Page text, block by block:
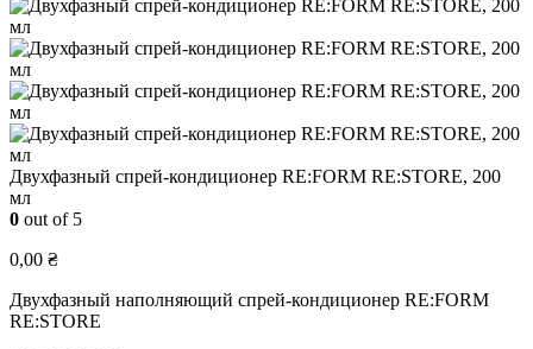
Двухфазный cпрей-кондиционер RE:FORM RE:STORE, 200
мл
0 out of 5
0,00 ₴
Двухфазный наполняющий cпрей-кондиционер RE:FORM
RE:STORE